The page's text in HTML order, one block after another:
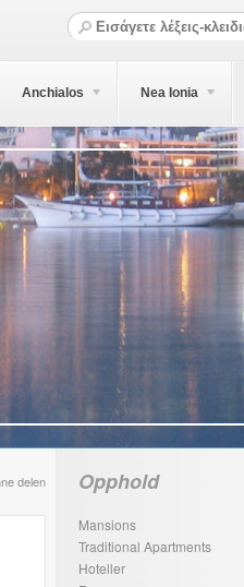
Anchialos Nea Ionia
delen Opphold
Mansions
Traditional Apartments
Hoteller